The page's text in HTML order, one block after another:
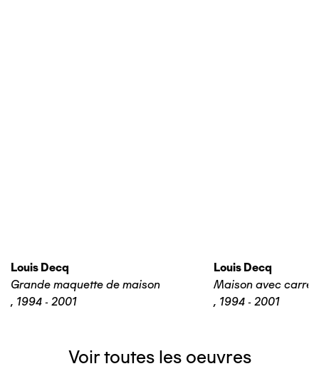
Louis Decq
Grande maquette de maison
, 1994 - 2001
Louis Decq
Maison avec
, 1994 - 2001
Voir toutes les oeuvres